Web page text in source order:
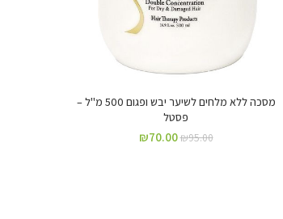
מסכה ללא מלחים לשיער יבש ופגום 500 מ"ל –
פסטל
₪95.00
₪70.00